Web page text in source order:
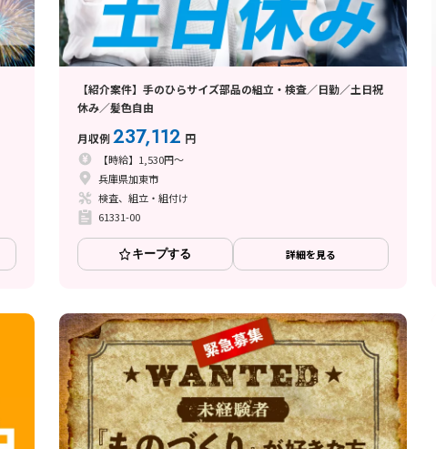
【紹介案件】手のひらサイズ部品の組立・検査／日勤／土日祝
休み／髪色自由
月収例237,112 円
【時給】1,530円～
兵庫県加東市
検査、組立・組付け
61331-00
キープする 詳細を見る